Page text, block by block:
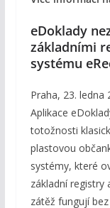
eDoklady
základními
systému
Praha, 23. ledna
Aplikace
totožnosti
plastovou
systémy, které
základní registry
zátěž fungují